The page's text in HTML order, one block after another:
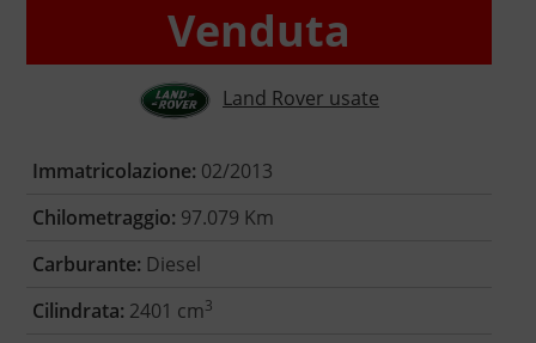
Venduta
Land Rover usate
Immatricolazione: 02/2013
Chilometraggio: 97.079 Km
Carburante: Diesel
Cilindrata: 2401 cm3